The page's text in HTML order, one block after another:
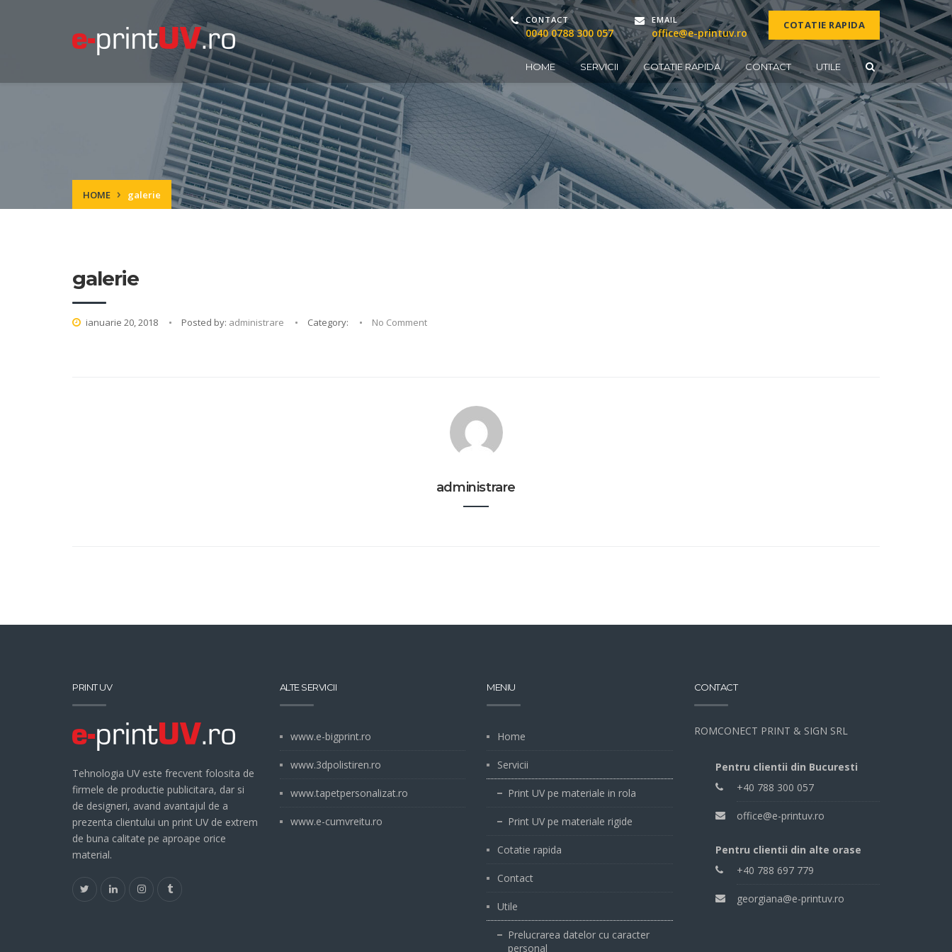
CONTACT
0040 0788 300 057
EMAIL
office@e-printuv.ro
COTATIE RAPIDA
HOME SERVICII COTATIE RAPIDA CONTACT UTILE
HOME galerie
galerie
ianuarie 20, 2018 Posted by: administrare Category: No Comment
administrare
PRINT UV
Tehnologia UV este frecvent folosita de
firmele de productie publicitara, dar si
de designeri, avand avantajul de a
prezenta clientului un print UV de extrem
de buna calitate pe aproape orice
material.
ALTE SERVICII
www.e-bigprint.ro
www.3dpolistiren.ro
www.tapetpersonalizat.ro
www.e-cumvreitu.ro
MENIU
Home
Servicii
Print UV pe materiale in rola
Print UV pe materiale rigide
Cotatie rapida
Contact
Utile
Prelucrarea datelor cu caracter
personal
CONTACT
ROMCONECT PRINT & SIGN SRL
Pentru clientii din Bucuresti
+40 788 300 057
office@e-printuv.ro
Pentru clientii din alte orase
+40 788 697 779
georgiana@e-printuv.ro